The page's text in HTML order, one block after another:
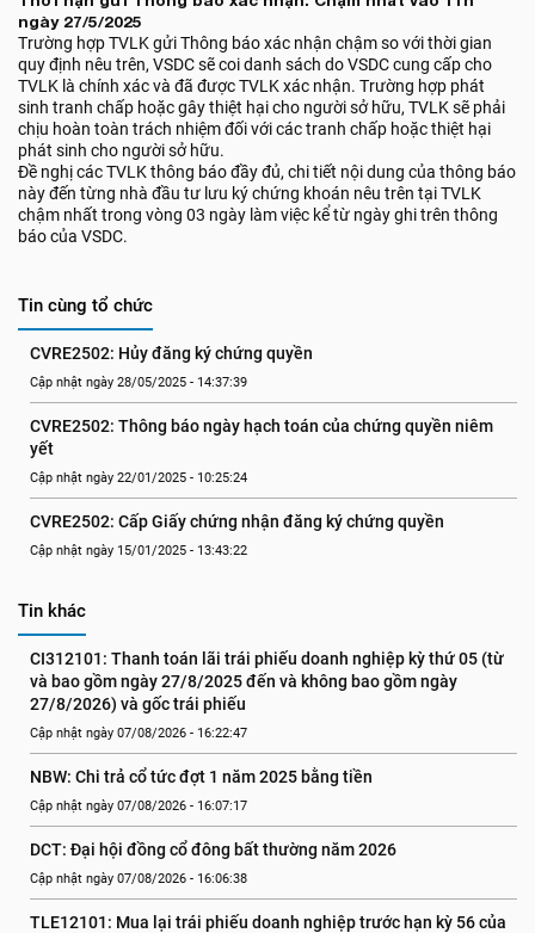
ngày 27/5/2025
Trường hợp TVLK gửi Thông báo xác nhận chậm so với thời gian
quy định nêu trên, VSDC sẽ coi danh sách do VSDC cung cấp cho
TVLK là chính xác và đã được TVLK xác nhận. Trường hợp phát
sinh tranh chấp hoặc gây thiệt hại cho người sở hữu, TVLK sẽ phải
chịu hoàn toàn trách nhiệm đối với các tranh chấp hoặc thiệt hại
phát sinh cho người sở hữu.
Đề nghị các TVLK thông báo đầy đủ, chi tiết nội dung của thông báo
này đến từng nhà đầu tư lưu ký chứng khoán nêu trên tại TVLK
chậm nhất trong vòng 03 ngày làm việc kể từ ngày ghi trên thông
báo của VSDC.
Tin cùng tổ chức
CVRE2502: Hủy đăng ký chứng quyền
Cập nhật ngày 28/05/2025 - 14:37:39
CVRE2502: Thông báo ngày hạch toán của chứng quyền niêm
yết
Cập nhật ngày 22/01/2025 - 10:25:24
CVRE2502: Cấp Giấy chứng nhận đăng ký chứng quyền
Cập nhật ngày 15/01/2025 - 13:43:22
Tin khác
CI312101: Thanh toán lãi trái phiếu doanh nghiệp kỳ thứ 05 (từ
và bao gồm ngày 27/8/2025 đến và không bao gồm ngày
27/8/2026) và gốc trái phiếu
Cập nhật ngày 07/08/2026 - 16:22:47
NBW: Chi trả cổ tức đợt 1 năm 2025 bằng tiền
Cập nhật ngày 07/08/2026 - 16:07:17
DCT: Đại hội đồng cổ đông bất thường năm 2026
Cập nhật ngày 07/08/2026 - 16:06:38
TLE12101: Mua lại trái phiếu doanh nghiệp trước hạn kỳ 56 của